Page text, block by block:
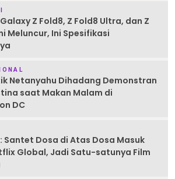
Z Fold8, Z Fold8 Ultra, dan Z
Meluncur, Ini Spesifikasi
Netanyahu Dihadang Demonstran
saat Makan Malam di
DC
Santet Dosa di Atas Dosa Masuk
Global, Jadi Satu-satunya Film